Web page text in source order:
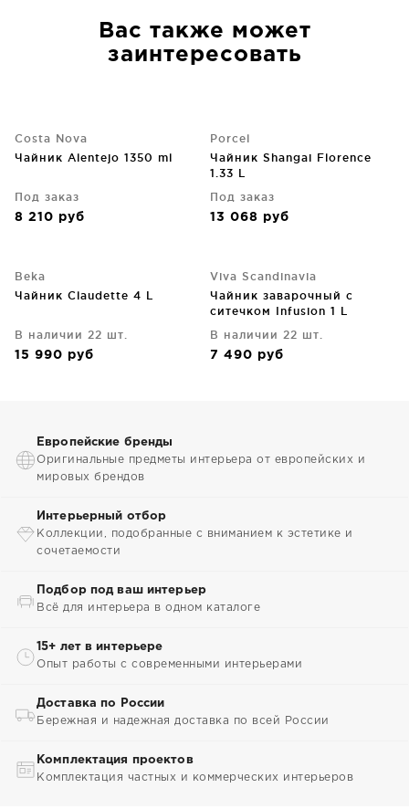
Вас также может
заинтересовать
Costa Nova
Чайник Alentejo 1350 ml
Под заказ
8 210 руб
Porcel
Чайник Shangai Florence
1.33 L
Под заказ
13 068 руб
Beka
Чайник Claudette 4 L
В наличии 22 шт.
15 990 руб
Viva Scandinavia
Чайник заварочный с
ситечком Infusion 1 L
В наличии 22 шт.
7 490 руб
Европейские бренды
Оригинальные предметы интерьера от европейских и
мировых брендов
Интерьерный отбор
Коллекции, подобранные с вниманием к эстетике и
сочетаемости
Подбор под ваш интерьер
Всё для интерьера в одном каталоге
15+ лет в интерьере
Опыт работы с современными интерьерами
Доставка по России
Бережная и надежная доставка по всей России
Комплектация проектов
Комплектация частных и коммерческих интерьеров